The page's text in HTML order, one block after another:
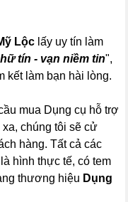
Lộc lấy uy tín làm
tín - vạn niềm tin",
kết làm bạn hài lòng.
mua Dụng cụ hỗ trợ
chúng tôi sẽ cử
hàng. Tất cả các
hình thực tế, có tem
thương hiệu Dụng